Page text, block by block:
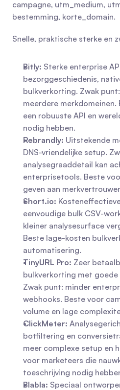
campagne, utm_medium,
bestemming, korte_domain.
Snelle, praktische sterke en
Bitly: Sterke enterprise
bezorggeschiedenis,
bulkverkorting. Zwak
meerdere
een robuuste API en
nodig hebben.
Rebrandly: Uitstekende
DNS-vriendelijke setup.
analysegraaddetail kan
enterprisetools. Beste
geven aan
Short.io:
eenvoudige bulk CSV-
kleiner analysesurface
Beste lage-kosten
automatisering.
TinyURL Pro: Zeer
bulkverkorting met goede
Zwak punt: minder
webhooks. Beste voor
volume en lage
ClickMeter:
botfiltering en
meer complexe setup en
voor marketeers die
toeschrijving nodig
Blabla: Speciaal